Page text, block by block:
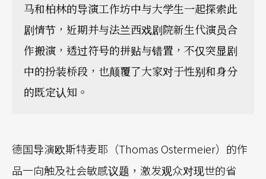
马和柏林的导演工作坊中与大学生一起探索此
剧情节，近期并与法兰西戏剧院新生代演员合
作搬演，透过符号的拼贴与错置，不仅突显剧
中的扮装桥段，也颠覆了大家对于性别和身分
的既定认知。
德国导演欧斯特麦耶（Thomas Ostermeier）的作
品一向触及社会敏感议题，激发观众对现世的省